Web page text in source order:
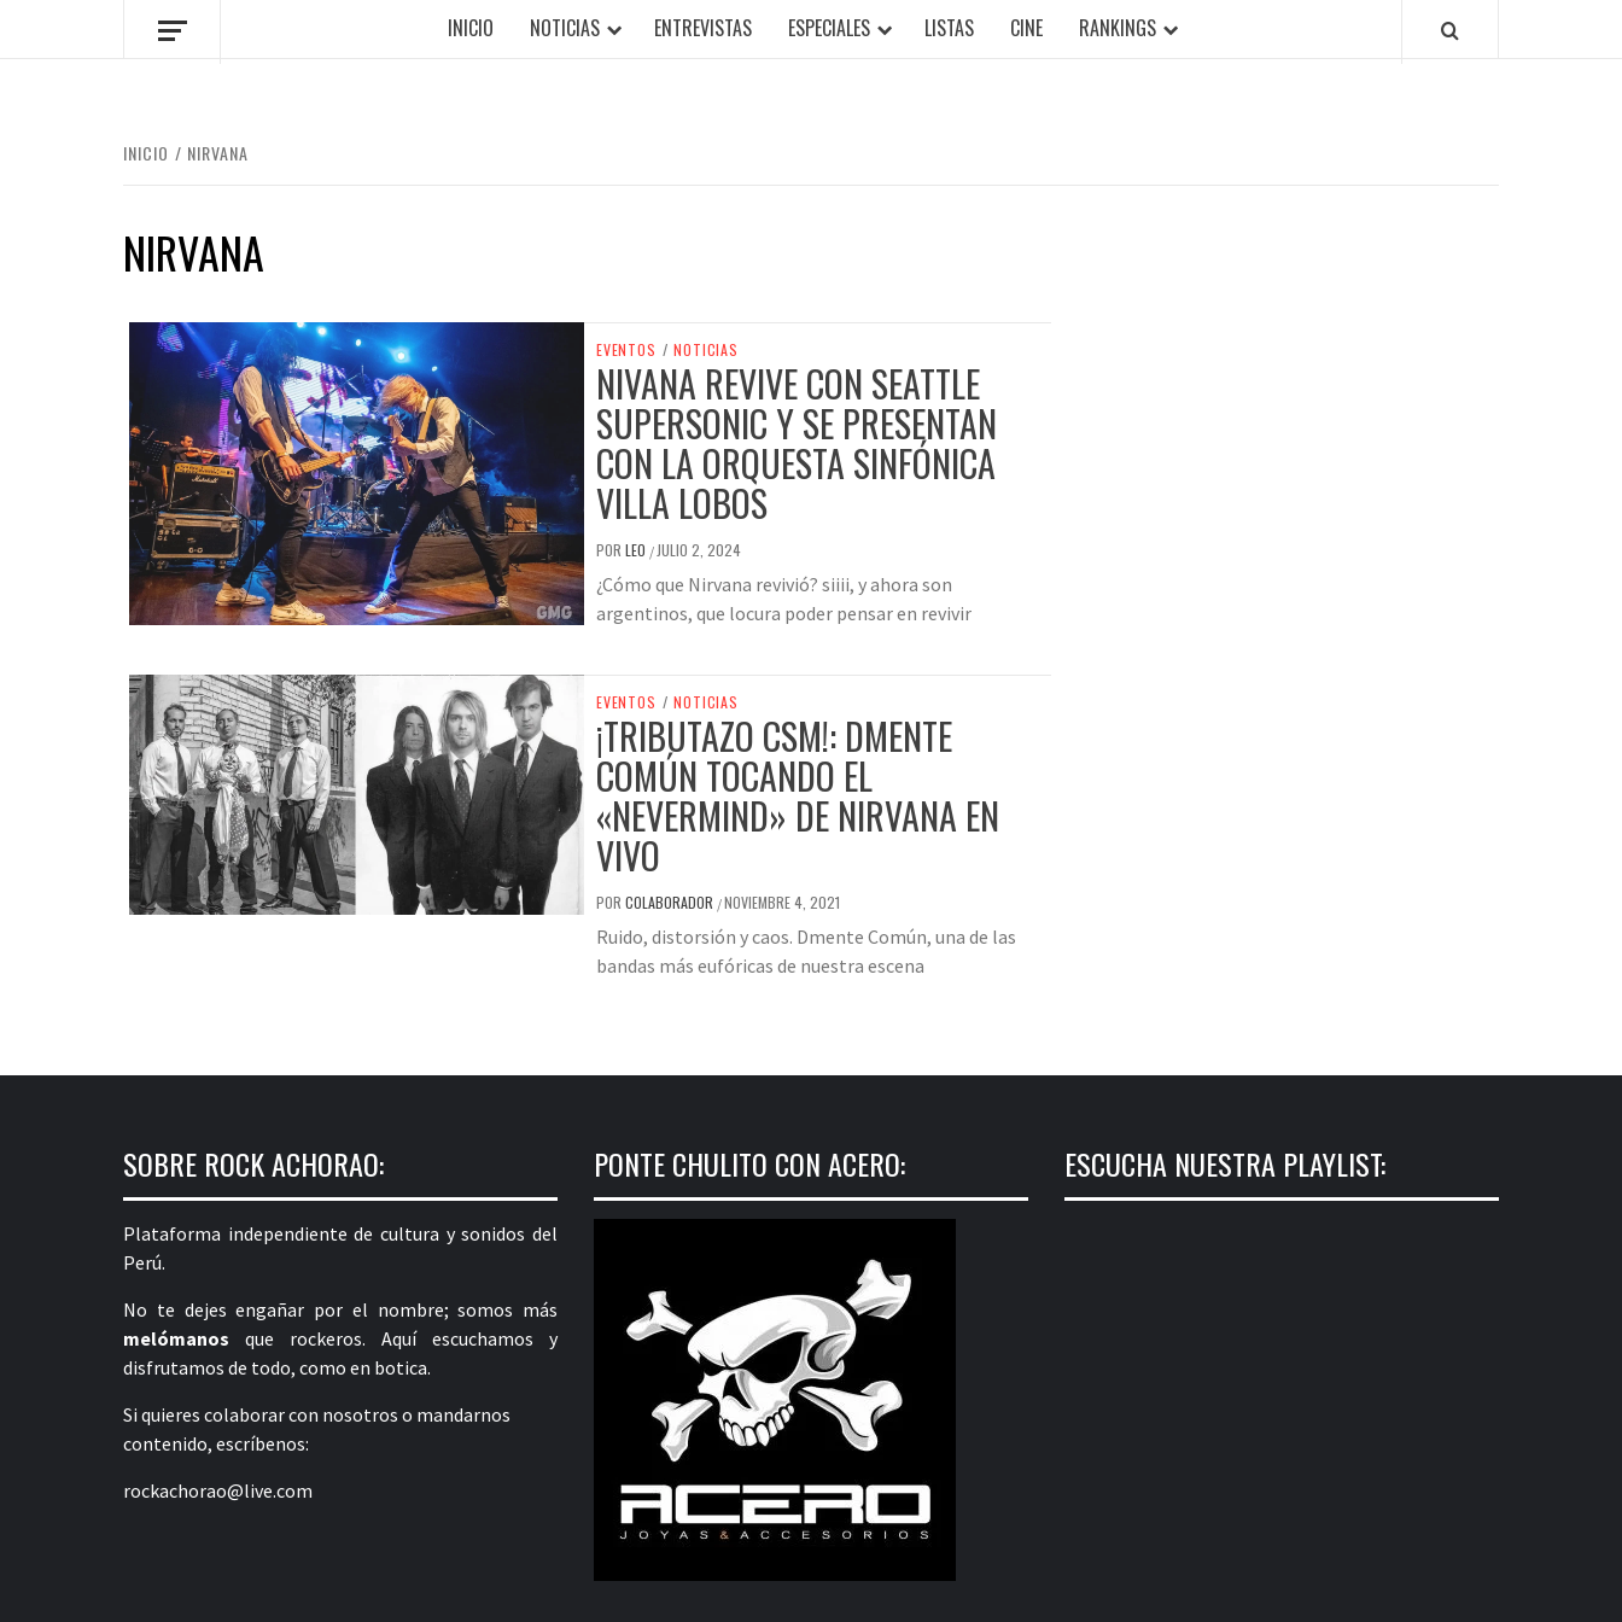
INICIO NOTICIAS ENTREVISTAS ESPECIALES LISTAS CINE RANKINGS
INICIO NIRVANA
NIRVANA
EVENTOS / NOTICIAS
NIVANA REVIVE CON SEATTLE
SUPERSONIC Y SE PRESENTAN
CON LA ORQUESTA SINFÓNICA
VILLA LOBOS
POR LEO / JULIO 2, 2024
¿Cómo que Nirvana revivió? siiii, y ahora son
argentinos, que locura poder pensar en revivir
EVENTOS / NOTICIAS
¡TRIBUTAZO CSM!: DMENTE
COMÚN TOCANDO EL
«NEVERMIND» DE NIRVANA EN
VIVO
POR COLABORADOR /NOVIEMBRE 4, 2021
Ruido, distorsión y caos. Dmente Común, una de las
bandas más eufóricas de nuestra escena
SOBRE ROCK ACHORAO:
Plataforma independiente de cultura y sonidos del
Perú.
No te dejes engañar por el nombre; somos más
melómanos que rockeros. Aquí escuchamos y
disfrutamos de todo, como en botica.
Si quieres colaborar con nosotros o mandarnos
contenido, escríbenos:
rockachorao@live.com
PONTE CHULITO CON ACERO: ESCUCHA NUESTRA PLAYLIST: